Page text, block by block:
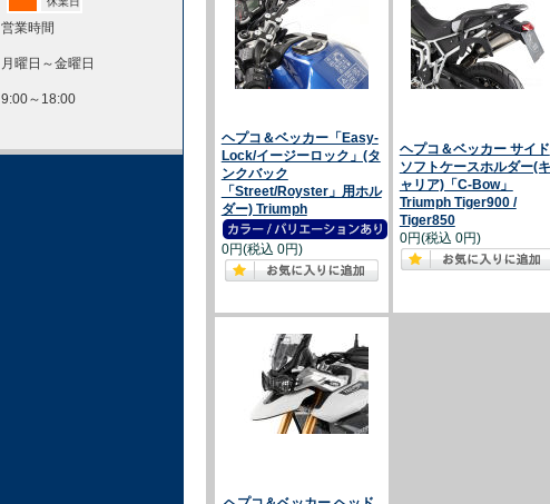
営業時間
月曜日～金曜日
9:00～18:00
ヘプコ＆ベッカー「Easy-
Lock/イージーロック」(タ
ンクバック
「Street/Royster」用ホル
ダー) Triumph
0円(税込 0円)
ヘプコ＆ベッカー サイド
ソフトケースホルダー(キ
ャリア)「C-Bow」
Triumph Tiger900 /
Tiger850
0円(税込 0円)